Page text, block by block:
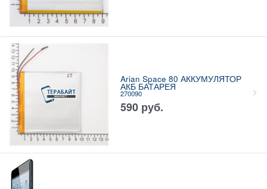
Arian Space 80 АККУМУЛЯТОР
АКБ БАТАРЕЯ
270090
590 руб.